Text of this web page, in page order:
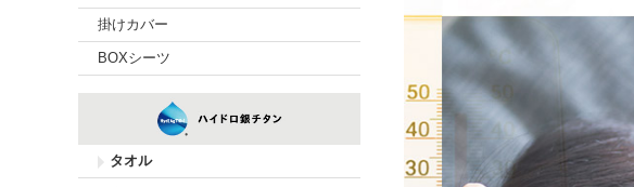
掛けカバー
BOXシーツ
タオル